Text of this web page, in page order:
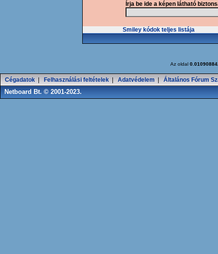
Írja be ide a képen látható
Smiley kódok teljes listája
Az oldal
Cégadatok Felhasználási feltételek Adatvédelem Általános Fórum
Netboard Bt. © 2001-2023.